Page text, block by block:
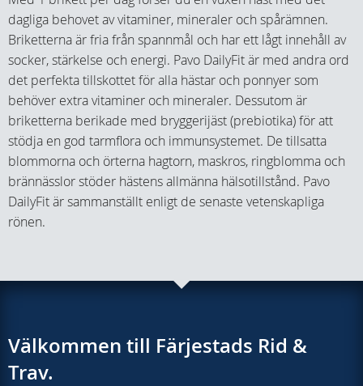
dagliga behovet av vitaminer, mineraler och spårämnen.
Briketterna är fria från spannmål och har ett lågt innehåll av
socker, stärkelse och energi. Pavo DailyFit är med andra ord
det perfekta tillskottet för alla hästar och ponnyer som
behöver extra vitaminer och mineraler. Dessutom är
briketterna berikade med bryggerijäst (prebiotika) för att
stödja en god tarmflora och immunsystemet. De tillsatta
blommorna och örterna hagtorn, maskros, ringblomma och
brännässlor stöder hästens allmänna hälsotillstånd. Pavo
DailyFit är sammanställt enligt de senaste vetenskapliga
rönen.
Välkommen till Färjestads Rid &
Trav.